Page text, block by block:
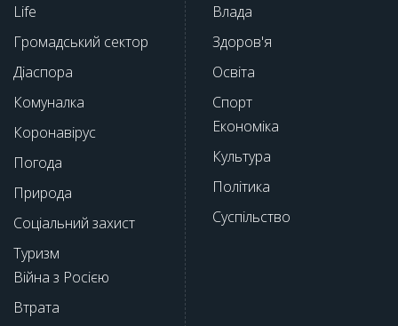
Life
Громадський сектор
Діаспора
Комуналка
Коронавірус
Погода
Природа
Соціальний захист
Туризм
Війна з Росією
Втрата
Влада
Здоров'я
Освіта
Спорт
Економіка
Культура
Політика
Суспільство